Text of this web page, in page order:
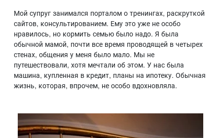
Мой супруг занимался порталом о тренингах, раскруткой
сайтов, консультированием. Ему это уже не особо
нравилось, но кормить семью было надо. Я была
обычной мамой, почти все время проводящей в четырех
стенах, общения у меня было мало. Мы не
путешествовали, хотя мечтали об этом. У нас была
машина, купленная в кредит, планы на ипотеку. Обычная
жизнь, которая, впрочем, не особо вдохновляла.